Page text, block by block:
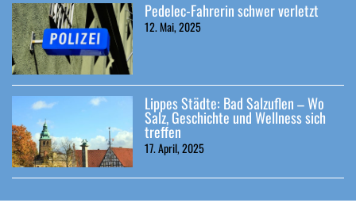
Pedelec-Fahrerin schwer verletzt
12. Mai, 2025
Lippes Städte: Bad Salzuflen – Wo
Salz, Geschichte und Wellness sich
treffen
17. April, 2025